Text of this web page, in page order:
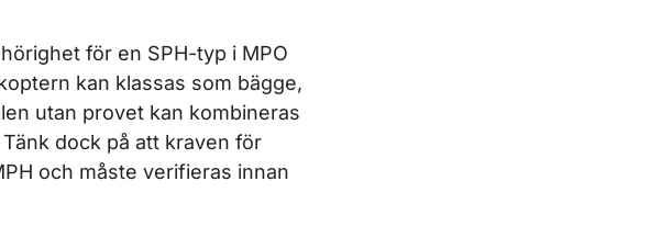
för en SPH-typ i MPO
kan klassas som bägge,
utan provet kan kombineras
dock på att kraven för
och måste verifieras innan